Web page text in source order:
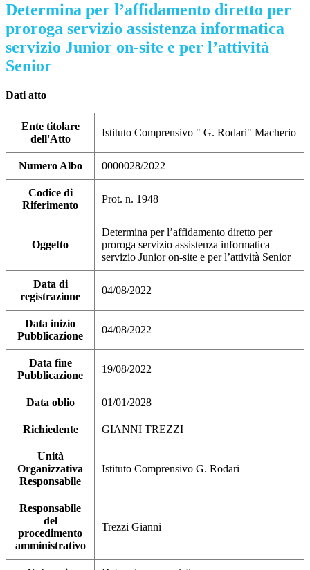
Determina per l’affidamento diretto per
proroga servizio assistenza informatica
servizio Junior on-site e per l’attività
Senior
Dati atto
Ente titolare
dell'Atto
Istituto Comprensivo " G. Rodari" Macherio
Numero Albo 0000028/2022
Codice di
Riferimento
Prot. n. 1948
Oggetto
Determina per l’affidamento diretto per
proroga servizio assistenza informatica
servizio Junior on-site e per l’attività Senior
Data di
registrazione
04/08/2022
Data inizio
Pubblicazione
04/08/2022
Data fine
Pubblicazione
19/08/2022
Data oblio 01/01/2028
Richiedente GIANNI TREZZI
Unità
Organizzativa
Responsabile
Istituto Comprensivo G. Rodari
Responsabile
del
procedimento
amministrativo
Trezzi Gianni